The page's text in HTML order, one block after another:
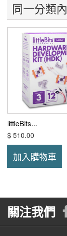
同一分類
littleBits...
$ 510.00
加入購物車
關注我們